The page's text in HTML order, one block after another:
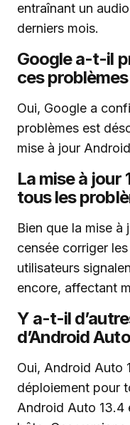
entraînant un
derniers mois.
Google a-t-il
ces
Oui, Google a
problèmes est
mise à jour
La mise à jour
tous les
Bien que la mise
censée corriger
utilisateurs
encore, affectant
Y a-t-il
d’Android
Oui, Android Auto
déploiement pour
Android Auto 13.4